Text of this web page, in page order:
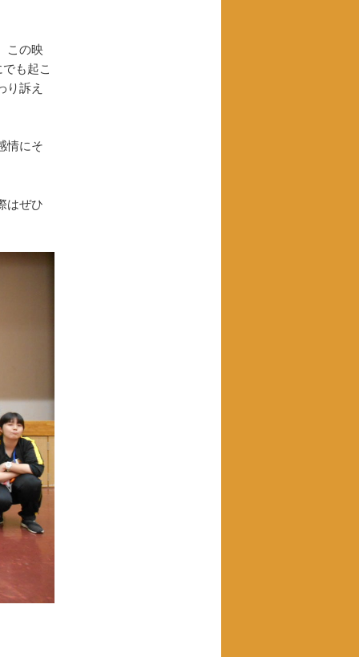
この映
も起こ
り訴え
情にそ
はぜひ